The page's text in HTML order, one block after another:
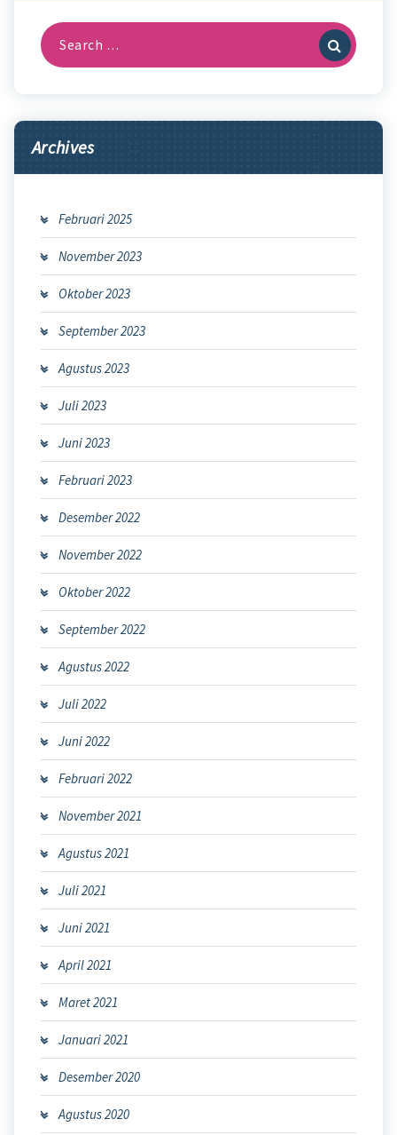
Search
for:
Archives
Februari 2025
November 2023
Oktober 2023
September 2023
Agustus 2023
Juli 2023
Juni 2023
Februari 2023
Desember 2022
November 2022
Oktober 2022
September 2022
Agustus 2022
Juli 2022
Juni 2022
Februari 2022
November 2021
Agustus 2021
Juli 2021
Juni 2021
April 2021
Maret 2021
Januari 2021
Desember 2020
Agustus 2020